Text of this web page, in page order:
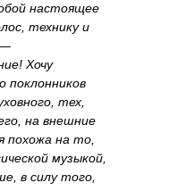
настоящее
технику и
—
Хочу
тех,
на внешние
на то,
музыкой,
в силу того,